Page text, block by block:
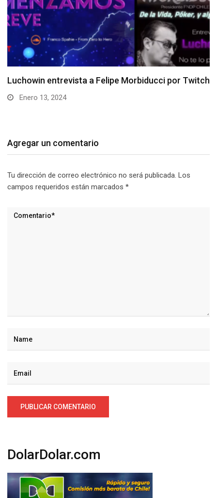
Twitch Entrevista a Roberto “xstardownx”
Diciembre 11, 2023
Agregar un comentario
Tu dirección de correo electrónico no será publicada. Los
campos requeridos están marcados *
DolarDolar.com